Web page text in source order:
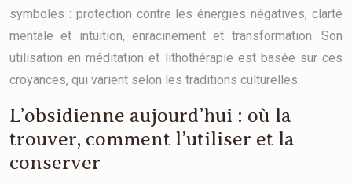
symboles : protection contre les énergies négatives, clarté
mentale et intuition, enracinement et transformation. Son
utilisation en méditation et lithothérapie est basée sur ces
croyances, qui varient selon les traditions culturelles.
L’obsidienne aujourd’hui : où la
trouver, comment l’utiliser et la
conserver